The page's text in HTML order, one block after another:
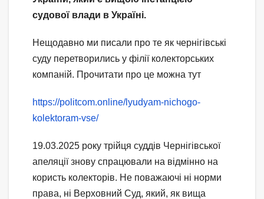
судової влади в Україні.
Нещодавно ми писали про те як чернігівські
суду перетворились у філії колекторських
компаній. Прочитати про це можна тут
https://politcom.online/lyudyam-nichogo-
kolektoram-vse/
19.03.2025 року трійця суддів Чернігівської
апеляції знову спрацювали на відмінно на
користь колекторів. Не поважаючі ні норми
права, ні Верховний Суд, який, як вища